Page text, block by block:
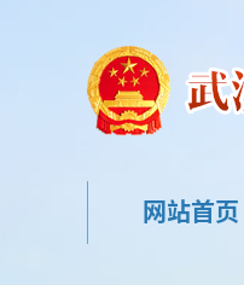
网站首页